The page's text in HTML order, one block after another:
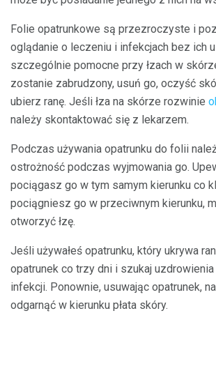
Folie opatrunkowe są przezroczyste i
oglądanie o leczeniu i infekcjach bez ich
szczególnie pomocne przy łzach w
zostanie zabrudzony, usuń go, oczyść
ubierz ranę. Jeśli łza na skórze rozwinie
należy skontaktować się z lekarzem.
Podczas używania opatrunku do folii
ostrożność podczas wyjmowania go.
pociągasz go w tym samym kierunku co
pociągniesz go w przeciwnym kierunku,
otworzyć łzę.
Jeśli używałeś opatrunku, który ukrywa
opatrunek co trzy dni i szukaj
infekcji. Ponownie, usuwając opatrunek,
odgarnąć w kierunku płata skóry.